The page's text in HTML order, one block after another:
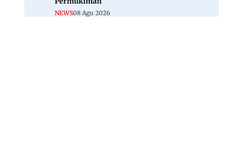
NEWS08 Agu 2026